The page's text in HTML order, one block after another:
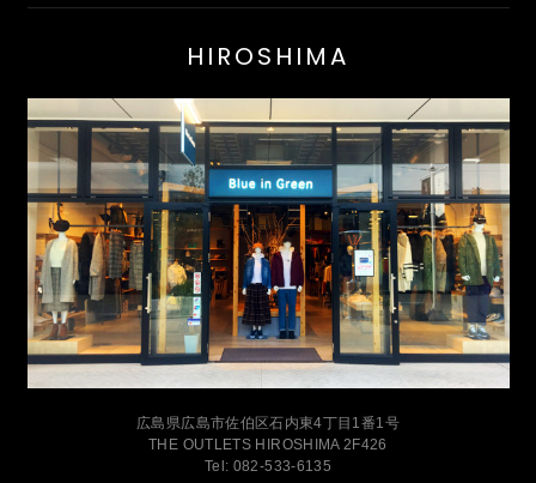
HIROSHIMA
広島県広島市佐伯区石内東4丁目1番1号
THE OUTLETS HIROSHIMA 2F426
Tel: 082-533-6135